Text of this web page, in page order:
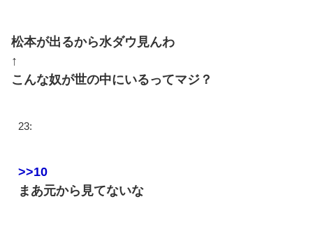
松本が出るから水ダウ見んわ
↑
こんな奴が世の中にいるってマジ？
23:
>>10
まあ元から見てないな